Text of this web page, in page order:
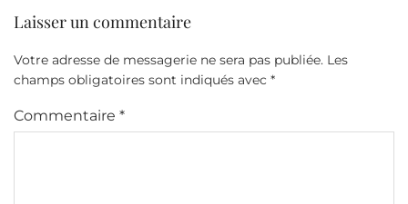
Laisser un commentaire
Votre adresse de messagerie ne sera pas publiée. Les
champs obligatoires sont indiqués avec *
Commentaire *